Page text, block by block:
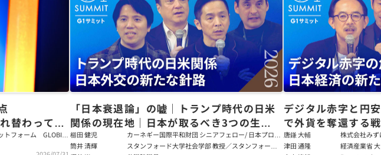
わっても
ール理論
トフォーム GLOBIS
「日本衰退論」の嘘｜トランプ時代の日米
関係の現在地｜日本が取るべき3つの生存
戦略【櫛田健児×関灘茂×堀井巌×筒井清
輝】
櫛田 健児
カーネギー国際平和財団 シニアフェロー/ 日本プログ
ラムディレクター
筒井 清輝
スタンフォード大学社会学部 教授／スタンフォード
デジタル赤字と円
で外貨を奪還する
る真の条件
唐鎌 大輔
株式会社み
ト
津田 通隆
経済産業省